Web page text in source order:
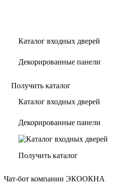
Каталог входных дверей
Декорированные панели
Получить каталог
Каталог входных дверей
Декорированные панели
Получить каталог
Чат-бот компании ЭКООКНА